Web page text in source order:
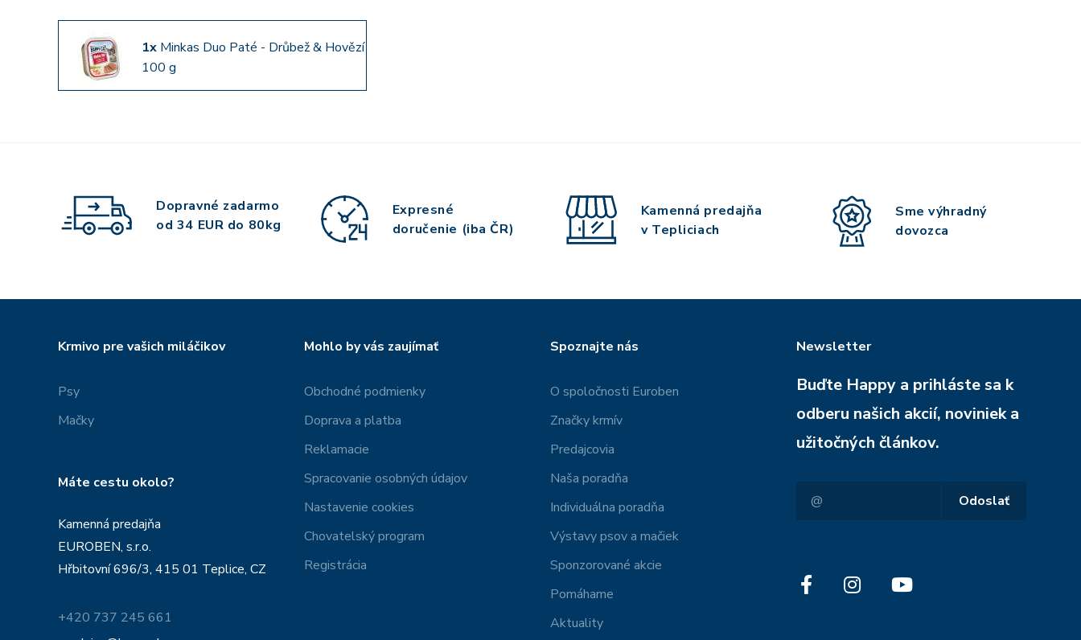
1x Minkas Duo Paté - Drůbež & Hovězí
100 g
Dopravné zadarmo
od 34 EUR do 80kg
Expresné
doručenie (iba ČR)
Kamenná predajňa
v Tepliciach
Sme výhradný
dovozca
Krmivo pre vašich miláčikov
Psy
Mačky
Máte cestu okolo?
Kamenná predajňa
EUROBEN, s.r.o.
Hřbitovní 696/3, 415 01 Teplice, CZ
+420 737 245 661
Mohlo by vás zaujímať
Obchodné podmienky
Doprava a platba
Reklamacie
Spracovanie osobných údajov
Nastavenie cookies
Chovatelský program
Registrácia
Spoznajte nás
O spoločnosti Euroben
Značky krmív
Predajcovia
Naša poradňa
Individuálna poradňa
Výstavy psov a mačiek
Sponzorované akcie
Pomáhame
Aktuality
Newsletter
Buďte Happy a prihláste sa k
odberu našich akcií, noviniek a
užitočných článkov.
Odoslať